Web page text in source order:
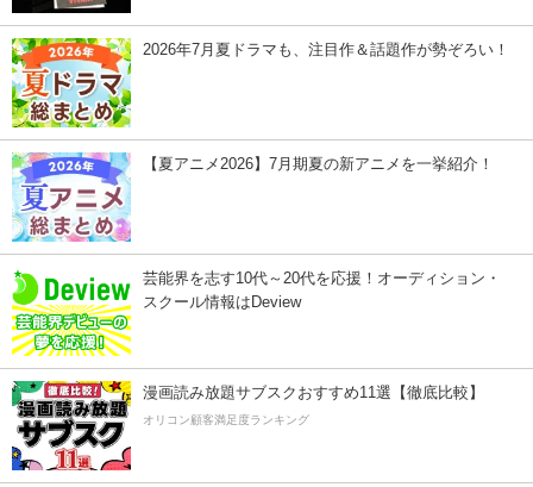
2026年7月夏ドラマも、注目作＆話題作が勢ぞろい！
【夏アニメ2026】7月期夏の新アニメを一挙紹介！
芸能界を志す10代～20代を応援！オーディション・
スクール情報はDeview
漫画読み放題サブスクおすすめ11選【徹底比較】
オリコン顧客満足度ランキング